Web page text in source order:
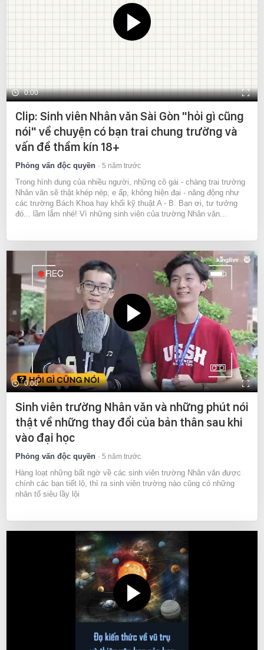
0:00
Clip: Sinh viên Nhân văn Sài Gòn "hỏi gì cũng
nói" về chuyện có bạn trai chung trường và
vấn đề thầm kín 18+
Phỏng vấn độc quyền 5 năm trước
Trong hình dung của nhiều người, những cô gái - chàng trai trường
Nhân văn sẽ thật khép nép, e ấp, không hiện đại - năng động như
các trường Bách Khoa hay khối kỹ thuật A - B. Bạn ơi, tư tưởng
đó... lầm lắm nhé! Vì những sinh viên của trường Nhân văn...
0:00
Sinh viên trường Nhân văn và những phút nói
thật về những thay đổi của bản thân sau khi
vào đại học
Phỏng vấn độc quyền 5 năm trước
Hàng loạt những bất ngờ về các sinh viên trường Nhân văn được
chính các bạn tiết lộ, thì ra sinh viên trường nào cũng có những
nhân tố siêu lầy lội